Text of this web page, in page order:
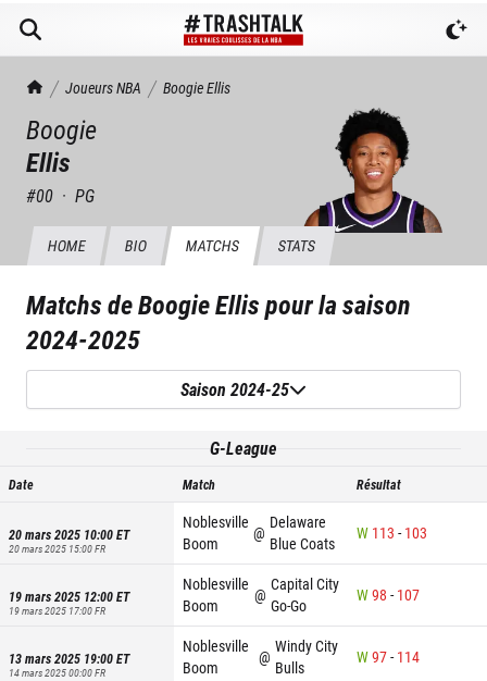
TrashTalk Actu NBA
Joueurs NBA BoogieEllis
Boogie
Ellis
#00 · PG
HOME BIO MATCHS STATS
Matchs deBoogie Ellispour la saison
2024-2025
Saison 2024-25
G-League
Date Match Résultat
20 mars 2025 10:00ET
20 mars 2025 15:00FR
Noblesville
Boom
@
Delaware
Blue Coats
W 113 - 103
19 mars 2025 12:00ET
19 mars 2025 17:00FR
Noblesville
Boom
@
Capital City
Go-Go
W98 - 107
13 mars 2025 19:00ET
14 mars 2025 00:00FR
Noblesville
Boom
@
Windy City
Bulls
W97- 114